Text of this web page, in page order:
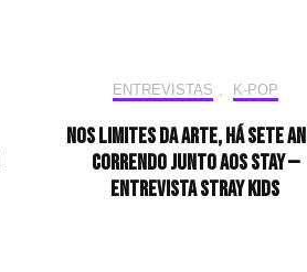
ENTREVISTAS , K-POP
Nos limites da arte, há sete
correndo junto aos STAY —
Entrevista Stray Kids